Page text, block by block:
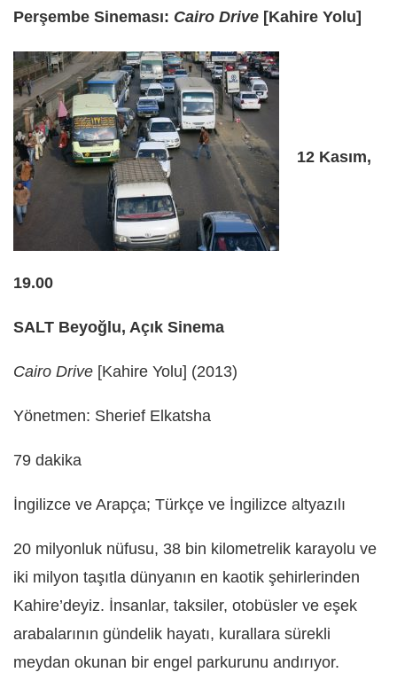
Perşembe Sineması: Cairo Drive [Kahire Yolu]
12 Kasım,
19.00
SALT Beyoğlu, Açık Sinema
Cairo Drive [Kahire Yolu] (2013)
Yönetmen: Sherief Elkatsha
79 dakika
İngilizce ve Arapça; Türkçe ve İngilizce altyazılı
20 milyonluk nüfusu, 38 bin kilometrelik karayolu ve
iki milyon taşıtla dünyanın en kaotik şehirlerinden
Kahire’deyiz. İnsanlar, taksiler, otobüsler ve eşek
arabalarının gündelik hayatı, kurallara sürekli
meydan okunan bir engel parkurunu andırıyor.